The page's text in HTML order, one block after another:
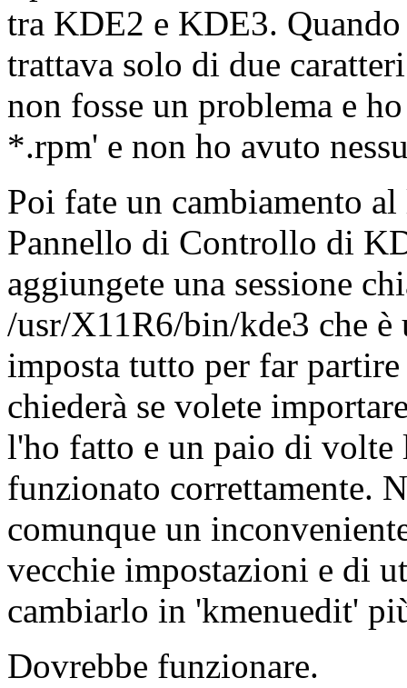
tra KDE2 e KDE3.
trattava solo di due
non fosse un problema e
*.rpm' e non ho avuto
Poi fate un cambiamento
Pannello di Controllo di
aggiungete una sessione
/usr/X11R6/bin/kde3 che
imposta tutto per far
chiederà se volete
l'ho fatto e un paio di
funzionato correttamente.
comunque un
vecchie impostazioni e di
cambiarlo in 'kmenuedit'
Dovrebbe funzionare.